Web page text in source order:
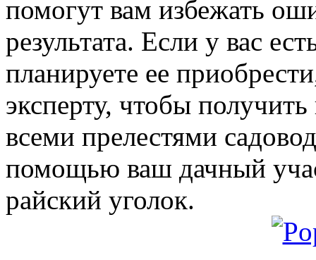
помогут вам избежать
результата. Если у вас
планируете ее
эксперту, чтобы
всеми прелестями
помощью ваш дачный
райский уголок.